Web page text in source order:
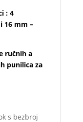
: 4
16 mm –
ručnih a
punilica za
s bezbroj